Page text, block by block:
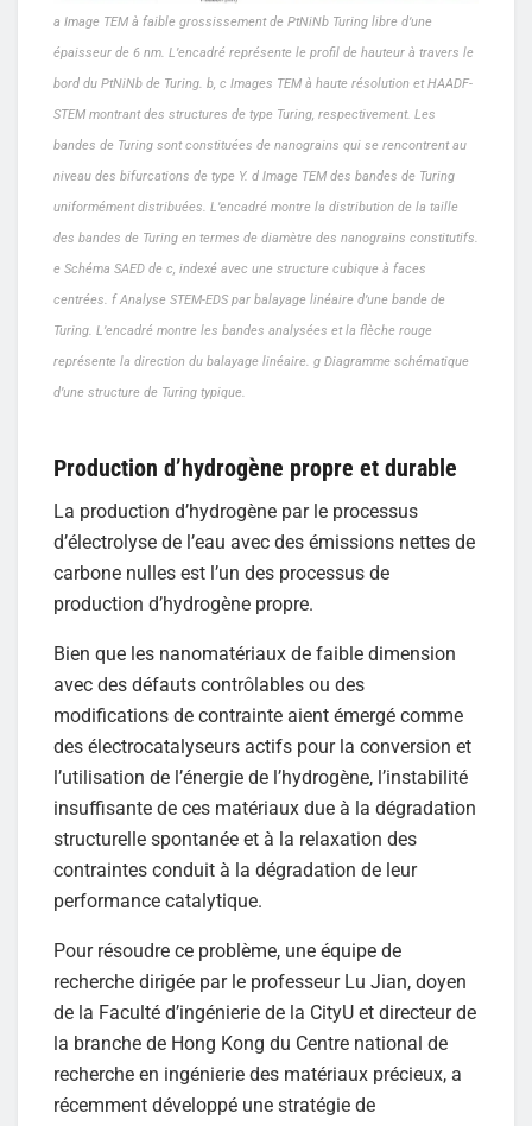
a Image TEM à faible grossissement de PtNiNb Turing libre d’une
épaisseur de 6 nm. L’encadré représente le profil de hauteur à travers le
bord du PtNiNb de Turing. b, c Images TEM à haute résolution et HAADF-
STEM montrant des structures de type Turing, respectivement. Les
bandes de Turing sont constituées de nanograins qui se rencontrent au
niveau des bifurcations de type Y. d Image TEM des bandes de Turing
uniformément distribuées. L’encadré montre la distribution de la taille
des bandes de Turing en termes de diamètre des nanograins constitutifs.
e Schéma SAED de c, indexé avec une structure cubique à faces
centrées. f Analyse STEM-EDS par balayage linéaire d’une bande de
Turing. L’encadré montre les bandes analysées et la flèche rouge
représente la direction du balayage linéaire. g Diagramme schématique
d’une structure de Turing typique.
Production d’hydrogène propre et durable
La production d’hydrogène par le processus
d’électrolyse de l’eau avec des émissions nettes de
carbone nulles est l’un des processus de
production d’hydrogène propre.
Bien que les nanomatériaux de faible dimension
avec des défauts contrôlables ou des
modifications de contrainte aient émergé comme
des électrocatalyseurs actifs pour la conversion et
l’utilisation de l’énergie de l’hydrogène, l’instabilité
insuffisante de ces matériaux due à la dégradation
structurelle spontanée et à la relaxation des
contraintes conduit à la dégradation de leur
performance catalytique.
Pour résoudre ce problème, une équipe de
recherche dirigée par le professeur Lu Jian, doyen
de la Faculté d’ingénierie de la CityU et directeur de
la branche de Hong Kong du Centre national de
recherche en ingénierie des matériaux précieux, a
récemment développé une stratégie de